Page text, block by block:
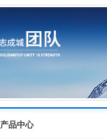
产品中心